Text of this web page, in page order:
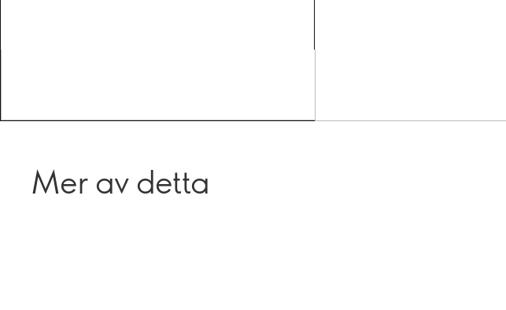
Mer av detta